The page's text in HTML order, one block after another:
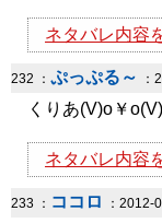
ネタバレ内容
232 ： ぷっぷる～ ：
くりあ(V)o￥o(V)
ネタバレ内容
233 ： ココロ ：2012-